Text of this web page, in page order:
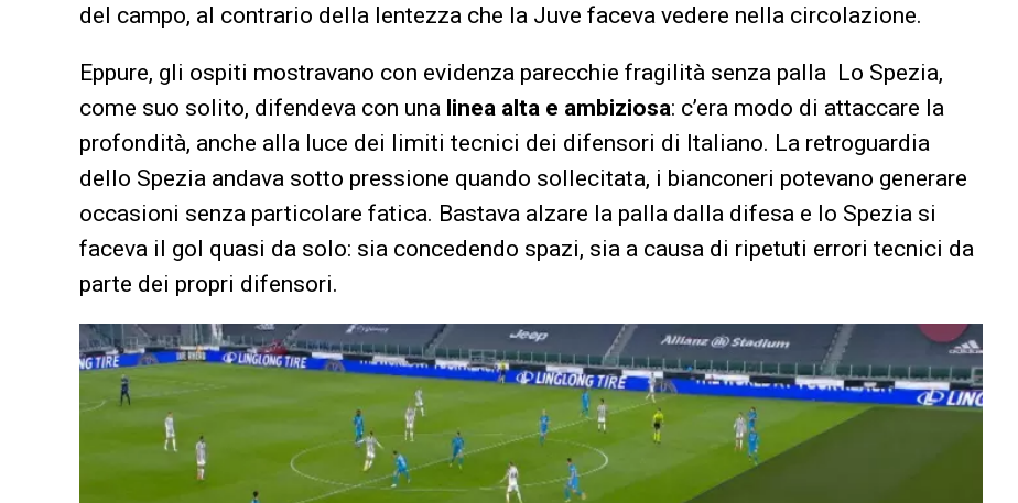
del campo, al contrario della lentezza che la Juve faceva vedere nella circolazione.
Eppure, gli ospiti mostravano con evidenza parecchie fragilità senza palla Lo Spezia,
come suo solito, difendeva con una linea alta e ambiziosa: c’era modo di attaccare la
profondità, anche alla luce dei limiti tecnici dei difensori di Italiano. La retroguardia
dello Spezia andava sotto pressione quando sollecitata, i bianconeri potevano generare
occasioni senza particolare fatica. Bastava alzare la palla dalla difesa e lo Spezia si
faceva il gol quasi da solo: sia concedendo spazi, sia a causa di ripetuti errori tecnici da
parte dei propri difensori.